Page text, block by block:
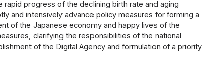
progress of the declining birth rate and aging
and intensively advance policy measures for forming a
of the Japanese economy and happy lives of the
clarifying the responsibilities of the national
of the Digital Agency and formulation of a priority